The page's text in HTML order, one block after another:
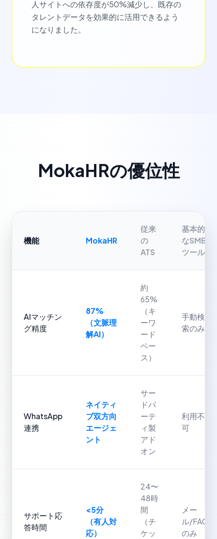
人サイトへの依存度が50%減少し、既存の
タレントデータを効果的に活用できるよう
になりました。
MokaHRの優位性
機能 MokaHR
従来
の
ATS
基本的
なSMB
ツール
AIマッチン
グ精度
87%
（文脈理
解AI）
約
65%
（キ
ーワ
ード
ベー
ス）
手動検
索のみ
WhatsApp
連携
ネイティ
ブ双方向
エージェ
ント
サー
ドパ
ーテ
ィ製
アド
オン
利用不
可
サポート応
答時間
<5分
（有人対
応）
24〜
48時
間
（チ
ケッ
メー
ル/FAQ
のみ